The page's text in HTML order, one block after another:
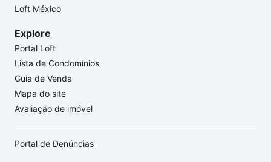
Loft México
Explore
Portal Loft
Lista de Condomínios
Guia de Venda
Mapa do site
Avaliação de imóvel
Portal de Denúncias